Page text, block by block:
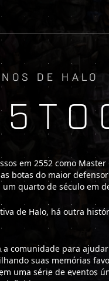
DE HALO
em 2552 como Master
botas do maior
quarto de século em
de Halo, há outra
comunidade para
suas memórias
uma série de eventos